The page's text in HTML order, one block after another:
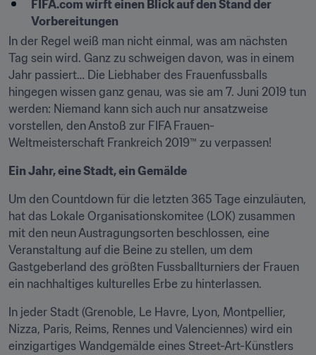
FIFA.com wirft einen Blick auf den Stand der
Vorbereitungen
In der Regel weiß man nicht einmal, was am nächsten
Tag sein wird. Ganz zu schweigen davon, was in einem
Jahr passiert… Die Liebhaber des Frauenfussballs
hingegen wissen ganz genau, was sie am 7. Juni 2019 tun
werden: Niemand kann sich auch nur ansatzweise
vorstellen, den Anstoß zur FIFA Frauen-
Weltmeisterschaft Frankreich 2019™ zu verpassen!
Ein Jahr, eine Stadt, ein Gemälde
Um den Countdown für die letzten 365 Tage einzuläuten,
hat das Lokale Organisationskomitee (LOK) zusammen
mit den neun Austragungsorten beschlossen, eine
Veranstaltung auf die Beine zu stellen, um dem
Gastgeberland des größten Fussballturniers der Frauen
ein nachhaltiges kulturelles Erbe zu hinterlassen.
In jeder Stadt (Grenoble, Le Havre, Lyon, Montpellier,
Nizza, Paris, Reims, Rennes und Valenciennes) wird ein
einzigartiges Wandgemälde eines Street-Art-Künstlers